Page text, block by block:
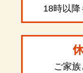
18時以
ご家